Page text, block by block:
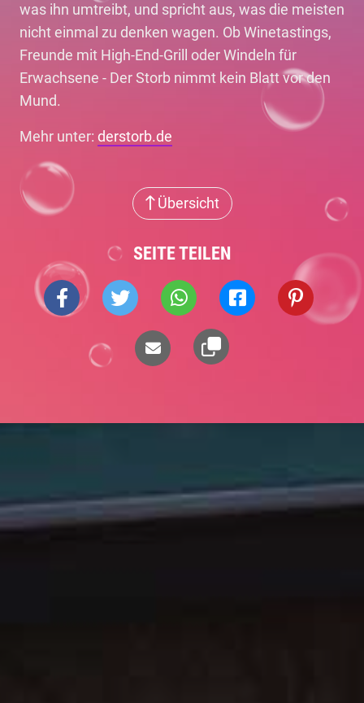
was ihn umtreibt, und spricht aus, was die meisten
nicht einmal zu denken wagen. Ob Winetastings,
Freunde mit High-End-Grill oder Windeln für
Erwachsene - Der Storb nimmt kein Blatt vor den
Mund.
Mehr unter: derstorb.de
Übersicht
SEITE TEILEN